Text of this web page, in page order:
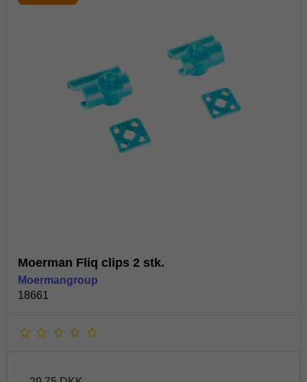
Moerman Fliq clips 2 stk.
Moermangroup
18661